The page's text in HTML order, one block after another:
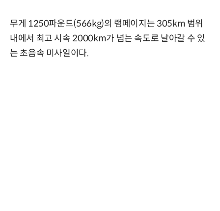
무게 1250파운드(566kg)의 램페이지는 305km 범위
내에서 최고 시속 2000km가 넘는 속도로 날아갈 수 있
는 초음속 미사일이다.